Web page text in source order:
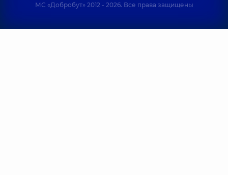
МС «Добробут» 2012 - 2026. Все права защищены